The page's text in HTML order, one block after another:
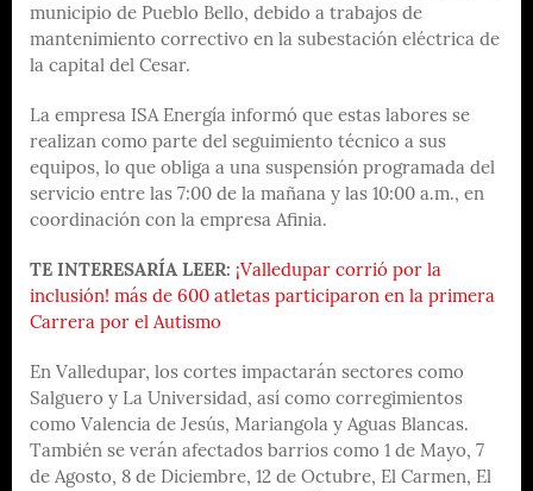
municipio de Pueblo Bello, debido a trabajos de
mantenimiento correctivo en la subestación eléctrica de
la capital del Cesar.
La empresa ISA Energía informó que estas labores se
realizan como parte del seguimiento técnico a sus
equipos, lo que obliga a una suspensión programada del
servicio entre las 7:00 de la mañana y las 10:00 a.m., en
coordinación con la empresa Afinia.
TE INTERESARÍA LEER: ¡Valledupar corrió por la
inclusión! más de 600 atletas participaron en la primera
Carrera por el Autismo
En Valledupar, los cortes impactarán sectores como
Salguero y La Universidad, así como corregimientos
como Valencia de Jesús, Mariangola y Aguas Blancas.
También se verán afectados barrios como 1 de Mayo, 7
de Agosto, 8 de Diciembre, 12 de Octubre, El Carmen, El